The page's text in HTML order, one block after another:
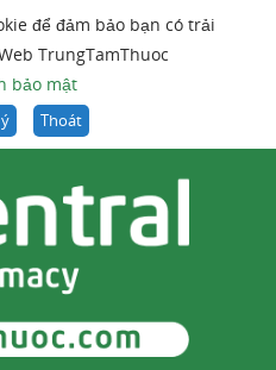
để đảm bảo bạn có trải
TrungTamThuoc
bảo mật
Thoát